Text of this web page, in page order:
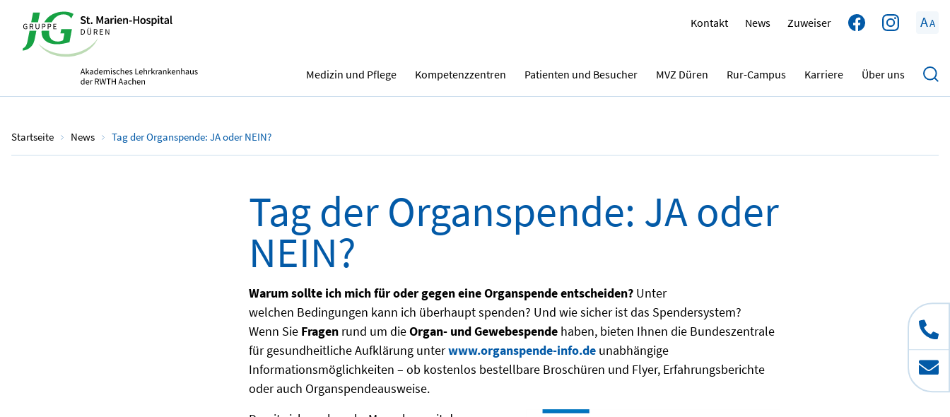
Kontakt News Zuweiser AA
Medizin und Pflege Kompetenzzentren Patienten und Besucher MVZ Düren Rur-Campus Karriere Über uns
Startseite News Tag der Organspende: JA oder NEIN?
03.06.2023
Tag der Organspende: JA oder
NEIN?
Warum sollte ich mich für oder gegen eine Organspende entscheiden? Unter
welchen Bedingungen kann ich überhaupt spenden? Und wie sicher ist das Spendersystem?
Wenn Sie Fragen rund um dieOrgan- und Gewebespende haben, bieten Ihnen die Bundeszentrale
für gesundheitliche Aufklärung unterwww.organspende-info.de unabhängige
Informationsmöglichkeiten – ob kostenlos bestellbare Broschüren und Flyer, Erfahrungsberichte
oder auch Organspendeausweise.